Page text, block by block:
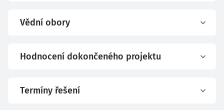
Vědní obory
Hodnocení dokončeného projektu
Termíny řešení